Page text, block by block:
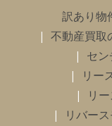
訳あり物
不動産買取
セ
リー
リ
リバー